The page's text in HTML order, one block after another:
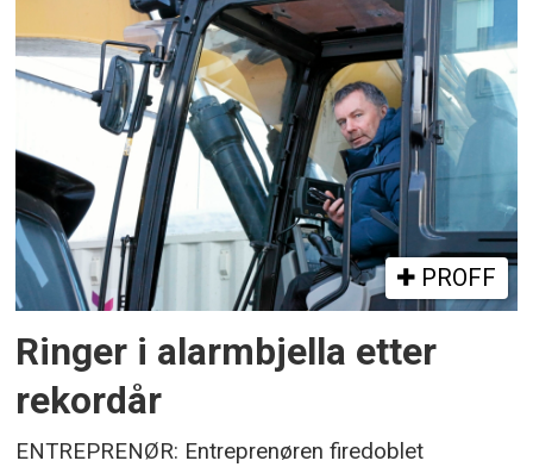
PROFF
Ringer i alarmbjella etter
rekordår
ENTREPRENØR: Entreprenøren firedoblet